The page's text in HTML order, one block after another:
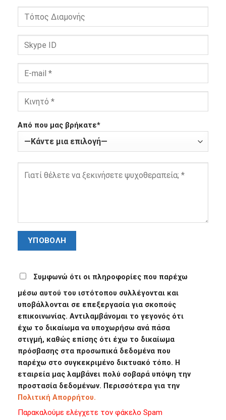
Από που μας βρήκατε*
Συμφωνώ ότι οι πληροφορίες που παρέχω
μέσω αυτού του ιστότοπου συλλέγονται και
υποβάλλονται σε επεξεργασία για σκοπούς
επικοινωνίας. Αντιλαμβάνομαι το γεγονός ότι
έχω το δικαίωμα να υποχωρήσω ανά πάσα
στιγμή, καθώς επίσης ότι έχω το δικαίωμα
πρόσβασης στα προσωπικά δεδομένα που
παρέχω στο συγκεκριμένο δικτυακό τόπο. Η
εταιρεία μας λαμβάνει πολύ σοβαρά υπόψη την
προστασία δεδομένων. Περισσότερα για την
Πολιτική Απορρήτου.
Παρακαλούμε ελέγχετε τον φάκελο Spam